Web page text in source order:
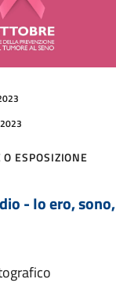
ESPOSIZIONE
- Io ero, sono,